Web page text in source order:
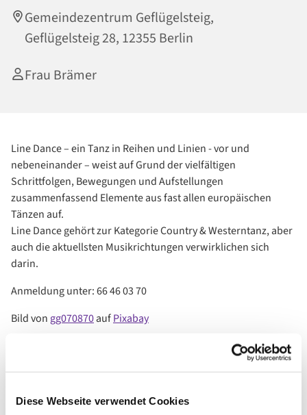
Diese Webseite verwendet Cookies
Gemeindezentrum Geflügelsteig,
Geflügelsteig 28, 12355 Berlin
Frau Brämer
Line Dance – ein Tanz in Reihen und Linien - vor und
nebeneinander – weist auf Grund der vielfältigen
Schrittfolgen, Bewegungen und Aufstellungen
zusammenfassend Elemente aus fast allen europäischen
Tänzen auf.
Line Dance gehört zur Kategorie Country & Westerntanz, aber
auch die aktuellsten Musikrichtungen verwirklichen sich
darin.
Anmeldung unter: 66 46 03 70
Bild von gg070870aufPixabay